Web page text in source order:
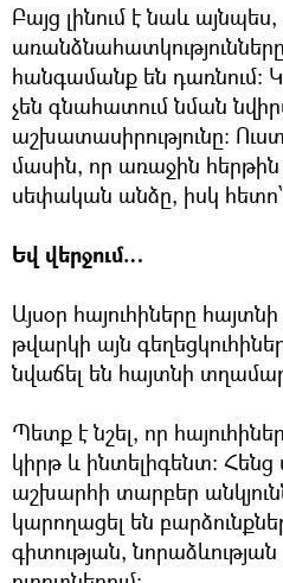
Բայց լինում է նաև
հանգամանք են դառնում:
չեն գնահատում նման
աշխատասիրությունը:
մասին, որ առաջին հերթին
սեփական անձը, իսկ հետո՝
Եվ վերջում…
Այսօր հայուհիները
թվարկի այն
նվաճել են հայտնի
Պետք է նշել, որ
կիրթ և ինտելիգենտ:
աշխարհի տարբեր
կարողացել են
գիտության, նորաձևության